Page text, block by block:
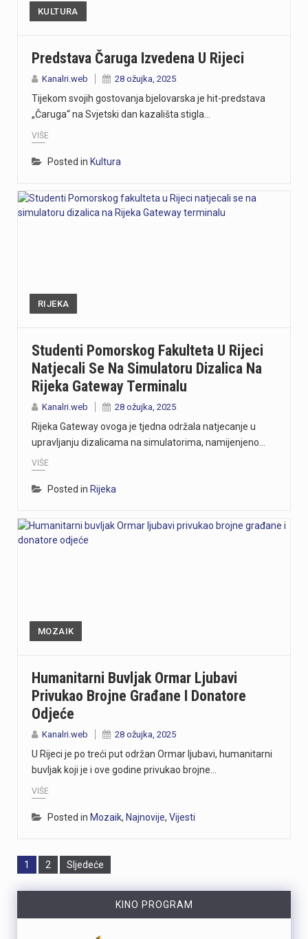
KULTURA
Predstava Čaruga Izvedena U Rijeci
Kanalri.web 28 ožujka, 2025
Tijekom svojih gostovanja bjelovarska je hit-predstava
„Čaruga“ na Svjetski dan kazališta stigla…
VIŠE
Posted in Kultura
RIJEKA
Studenti Pomorskog Fakulteta U Rijeci
Natjecali Se Na Simulatoru Dizalica Na
Rijeka Gateway Terminalu
Kanalri.web 28 ožujka, 2025
Rijeka Gateway ovoga je tjedna održala natjecanje u
upravljanju dizalicama na simulatorima, namijenjeno…
VIŠE
Posted in Rijeka
MOZAIK
Humanitarni Buvljak Ormar Ljubavi
Privukao Brojne Građane I Donatore
Odjeće
Kanalri.web 28 ožujka, 2025
U Rijeci je po treći put održan Ormar ljubavi, humanitarni
buvljak koji je i ove godine privukao brojne…
VIŠE
Posted in Mozaik, Najnovije, Vijesti
Page
1 Page
2 Sljedeće
KINO PROGRAM